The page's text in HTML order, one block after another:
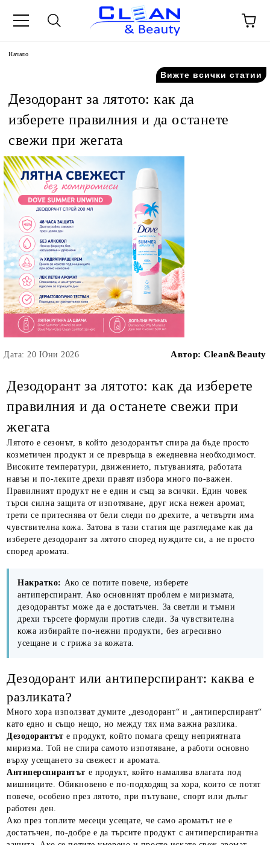
Начало
Вижте всички статии
Дезодорант за лятото: как да
изберете правилния и да останете
свежи при жегата
Дата: 20 Юни 2026 Автор: Clean&Beauty
Дезодорант за лятото: как да изберете
правилния и да останете свежи при
жегата
Лятото е сезонът, в който дезодорантът спира да бъде просто
козметичен продукт и се превръща в ежедневна необходимост.
Високите температури, движението, пътуванията, работата
навън и по-леките дрехи правят избора много по-важен.
Правилният продукт не е един и същ за всички. Един човек
търси силна защита от изпотяване, друг иска нежен аромат,
трети се притеснява от бели следи по дрехите, а четвърти има
чувствителна кожа. Затова в тази статия ще разгледаме как да
изберете дезодорант за лятото според нуждите си, а не просто
според аромата.
Накратко: Ако се потите повече, изберете
антиперспирант. Ако основният проблем е миризмата,
дезодорантът може да е достатъчен. За светли и тъмни
дрехи търсете формули против следи. За чувствителна
кожа избирайте по-нежни продукти, без агресивно
усещане и с грижа за кожата.
Дезодорант или антиперспирант: каква е
разликата?
Много хора използват думите „дезодорант“ и „антиперспирант“
като едно и също нещо, но между тях има важна разлика.
Дезодорантът е продукт, който помага срещу неприятната
миризма. Той не спира самото изпотяване, а работи основно
върху усещането за свежест и аромата.
Антиперспирантът е продукт, който намалява влагата под
мишниците. Обикновено е по-подходящ за хора, които се потят
повече, особено през лятото, при пътуване, спорт или дълъг
работен ден.
Ако през топлите месеци усещате, че само ароматът не е
достатъчен, по-добре е да търсите продукт с антиперспирантна